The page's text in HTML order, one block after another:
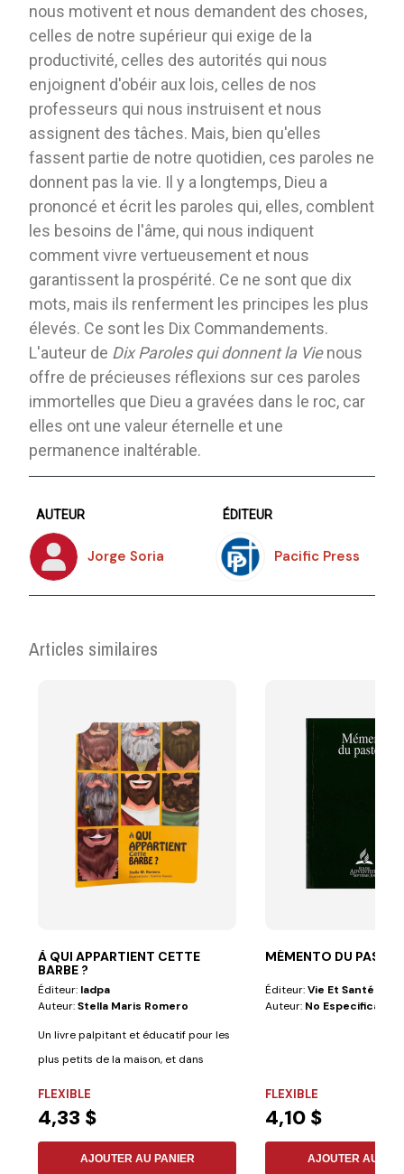
nous motivent et nous demandent des choses,
celles de notre supérieur qui exige de la
productivité, celles des autorités qui nous
enjoignent d'obéir aux lois, celles de nos
professeurs qui nous instruisent et nous
assignent des tâches. Mais, bien qu'elles
fassent partie de notre quotidien, ces paroles ne
donnent pas la vie. Il y a longtemps, Dieu a
prononcé et écrit les paroles qui, elles, comblent
les besoins de l'âme, qui nous indiquent
comment vivre vertueusement et nous
garantissent la prospérité. Ce ne sont que dix
mots, mais ils renferment les principes les plus
élevés. Ce sont les Dix Commandements.
L'auteur de Dix Paroles qui donnent la Vienous
offre de précieuses réflexions sur ces paroles
immortelles que Dieu a gravées dans le roc, car
elles ont une valeur éternelle et une
permanence inaltérable.
AUTEUR
Jorge Soria
ÉDITEUR
Pacific Press
Articles similaires
À QUI APPARTIENT CETTE
BARBE ?
Éditeur: Iadpa
Auteur:Stella Maris Romero
Un livre palpitant et éducatif pour les
plus petits de la maison, et dans
FLEXIBLE
4,33 $
AJOUTER AU PANIER
MÉMENTO DU
Éditeur:Vie Et Santé
Auteur: No Especificado
FLEXIBLE
4,10 $
AJOUTER AU